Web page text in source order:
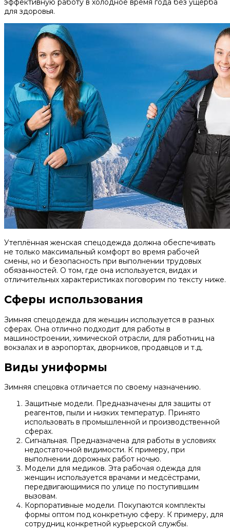
эффективную работу в холодное время года без ущерба
для здоровья.
Утеплённая женская спецодежда должна обеспечивать
не только максимальный комфорт во время рабочей
смены, но и безопасность при выполнении трудовых
обязанностей. О том, где она используется, видах и
отличительных характеристиках поговорим по тексту ниже.
Сферы использования
Зимняя спецодежда для женщин используется в разных
сферах. Она отлично подходит для работы в
машиностроении, химической отрасли, для работниц на
вокзалах и в аэропортах, дворников, продавцов и т.д.
Виды униформы
Зимняя спецовка отличается по своему назначению.
Защитные модели. Предназначены для защиты от
реагентов, пыли и низких температур. Принято
использовать в промышленной и производственной
сферах.
Сигнальная. Предназначена для работы в условиях
недостаточной видимости. К примеру, при
выполнении дорожных работ ночью.
Модели для медиков. Эта рабочая одежда для
женщин используется врачами и медсёстрами,
передвигающимися по улице по поступившим
вызовам.
Корпоративные модели. Покупаются комплекты
формы оптом под конкретную сферу. К примеру, для
сотрудниц конкретной курьерской службы.